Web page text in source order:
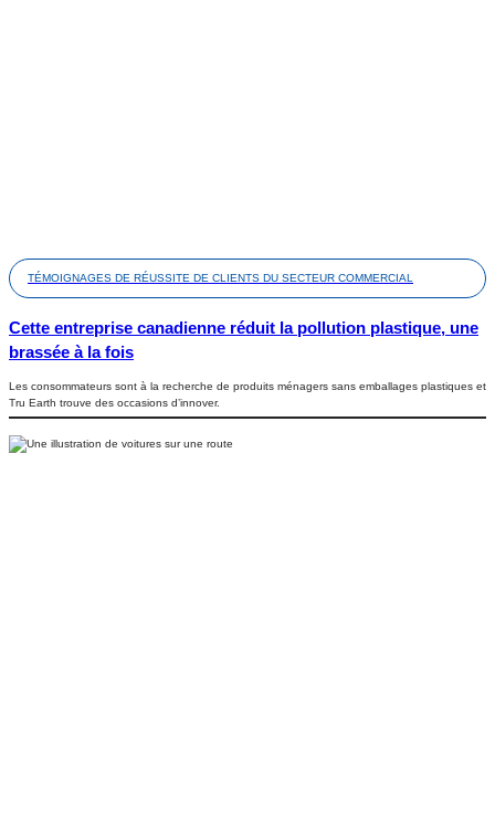
TÉMOIGNAGES DE RÉUSSITE DE CLIENTS DU SECTEUR COMMERCIAL
Cette entreprise canadienne réduit la pollution plastique, une
brassée à la fois
Les consommateurs sont à la recherche de produits ménagers sans emballages plastiques et
Tru Earth trouve des occasions d’innover.